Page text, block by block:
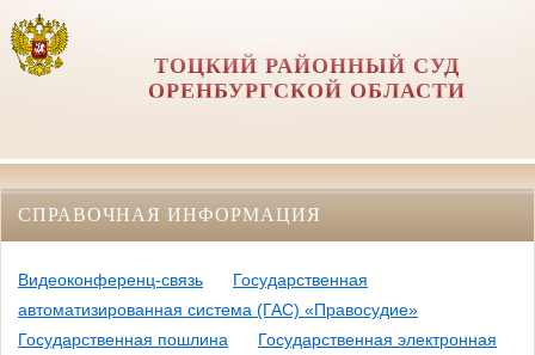
ТОЦКИЙ РАЙОННЫЙ СУД
ОРЕНБУРГСКОЙ ОБЛАСТИ
СПРАВОЧНАЯ ИНФОРМАЦИЯ
Видеоконференц-связь
Государственная
автоматизированная система (ГАС) «Правосудие»
Государственная пошлина
Государственная электронная